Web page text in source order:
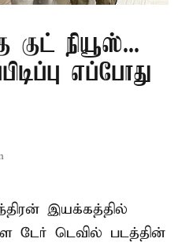
குட் நியூஸ்...
எப்போது
இயக்கத்தில்
டேர் டெவில் படத்தின்